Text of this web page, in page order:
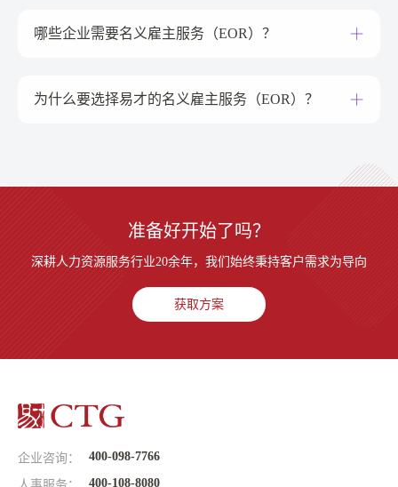
哪些企业需要名义雇主服务（EOR）？
为什么要选择易才的名义雇主服务（EOR）？
准备好开始了吗？
深耕人力资源服务行业20余年，我们始终秉持客户需求为导向
获取方案
企业咨询： 400-098-7766
400-108-8080